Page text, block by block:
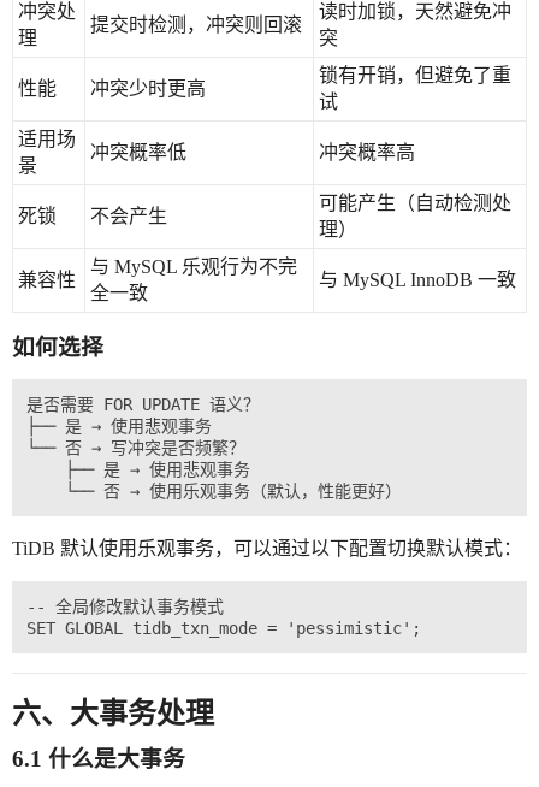
冲突处
理
提交时检测，冲突则回滚
读时加锁，天然避免冲
突
性能 冲突少时更高
锁有开销，但避免了重
试
适用场
景
冲突概率低 冲突概率高
死锁 不会产生
可能产生（自动检测处
理）
兼容性
与 MySQL 乐观行为不完
全一致
与 MySQL InnoDB 一致
如何选择
是否需要 FOR UPDATE 语义？
├── 是 → 使用悲观事务
└── 否 → 写冲突是否频繁？
    ├── 是 → 使用悲观事务
TiDB 默认使用乐观事务，可以通过以下配置切换默认模式：
-- 全局修改默认事务模式
六、大事务处理
6.1 什么是大事务